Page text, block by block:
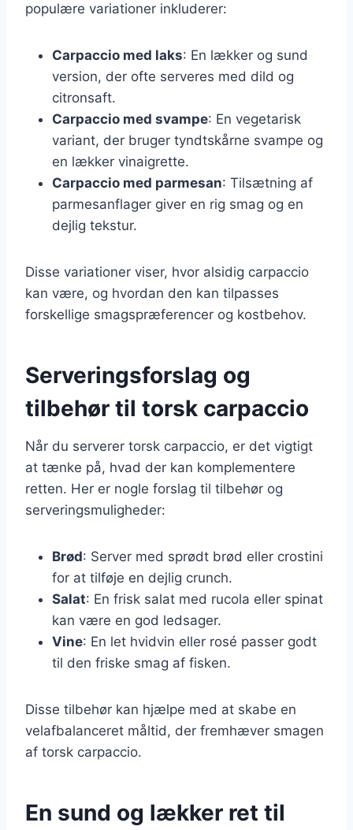
populære variationer inkluderer:
Carpaccio med laks: En lækker og sund
version, der ofte serveres med dild og
citronsaft.
Carpaccio med svampe: En vegetarisk
variant, der bruger tyndtskårne svampe og
en lækker vinaigrette.
Carpaccio med parmesan: Tilsætning af
parmesanflager giver en rig smag og en
dejlig tekstur.
Disse variationer viser, hvor alsidig carpaccio
kan være, og hvordan den kan tilpasses
forskellige smagspræferencer og kostbehov.
Serveringsforslag og
tilbehør til torsk carpaccio
Når du serverer torsk carpaccio, er det vigtigt
at tænke på, hvad der kan komplementere
retten. Her er nogle forslag til tilbehør og
serveringsmuligheder:
Brød: Server med sprødt brød eller crostini
for at tilføje en dejlig crunch.
Salat: En frisk salat med rucola eller spinat
kan være en god ledsager.
Vine: En let hvidvin eller rosé passer godt
til den friske smag af fisken.
Disse tilbehør kan hjælpe med at skabe en
velafbalanceret måltid, der fremhæver smagen
af torsk carpaccio.
En sund og lækker ret til